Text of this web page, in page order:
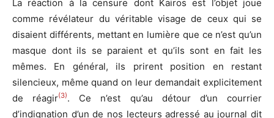
La réaction à la censure dont Kairos est l’objet joue
comme révélateur du véritable visage de ceux qui se
disaient différents, mettant en lumière que ce n’est qu’un
masque dont ils se paraient et qu’ils sont en fait les
mêmes. En général, ils prirent position en restant
silencieux, même quand on leur demandait explicitement
de réagir(3). Ce n’est qu’au détour d’un courrier
d’indignation d’un de nos lecteurs adressé au journal dit